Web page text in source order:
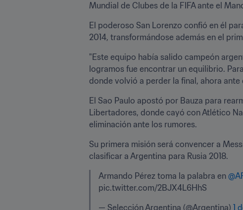
Mundial de Clubes de la FIFA ante el
El poderoso San Lorenzo confió en él
2014, transformándose además en el
"Este equipo había salido campeón
logramos fue encontrar un equilibrio.
donde volvió a perder la final, ahora
El Sao Paulo apostó por Bauza para
Libertadores, donde cayó con Atlético
eliminación ante los rumores.
Su primera misión será convencer a
clasificar a Argentina para Rusia 2018.
Armando Pérez toma la palabra en
pic.twitter.com/2BJX4L6HhS
— Selección Argentina (@Argentina) 1